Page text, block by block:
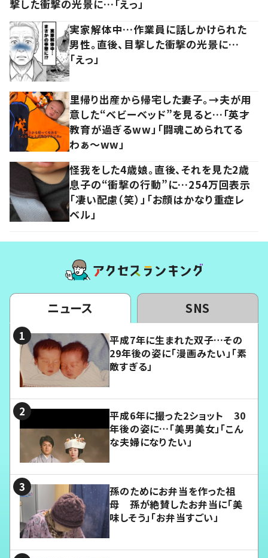
撃した衝撃の光景に…「えっ」
実家解体中…作業員に話しかけられた
男性。直後、目撃した衝撃の光景に…
「えっ」
里帰り出産から帰宅した妻子。→夫が用
意した“ベビーベッド”を見ると…「英才
教育が過ぎるww」「闘魂こめられてる
わぁ～ww」
怪我をした4歳娘。直後、それを見た2歳
息子の“衝撃の行動”に…254万回表示
「凄い配慮（笑）」「お顔はかなり重症レ
ベル」
ニュース SNS
平成7年に生まれた双子…その
29年後の姿に「漫画みたい」「素
敵すぎる」
平成6年に撮った2ショット 30
年後の姿に…「美男美女」「こん
な夫婦になりたい」
孫のためにお弁当を作った祖
母 孫が絶賛したお弁当に「美
味しそう」「お弁当すごい」